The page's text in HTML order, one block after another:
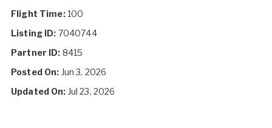
Flight Time:100
Listing ID: 7040744
Partner ID: 8415
Posted On: Jun 3, 2026
Updated On: Jul 23, 2026